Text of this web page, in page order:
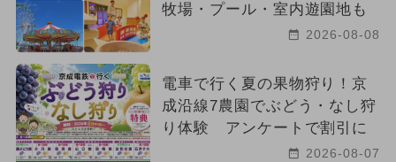
牧場・プール・室内遊園地も
2026-08-08
電車で行く夏の果物狩り！京
成沿線7農園でぶどう・なし狩
り体験 アンケートで割引に
2026-08-07